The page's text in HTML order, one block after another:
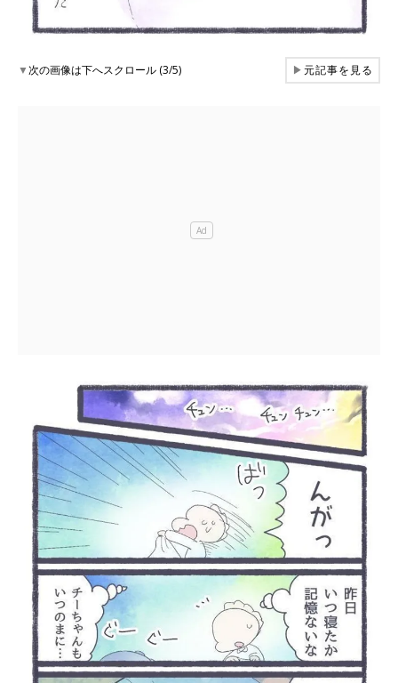
▼次の画像は下へスクロール (3/5) ▶元記事を見る